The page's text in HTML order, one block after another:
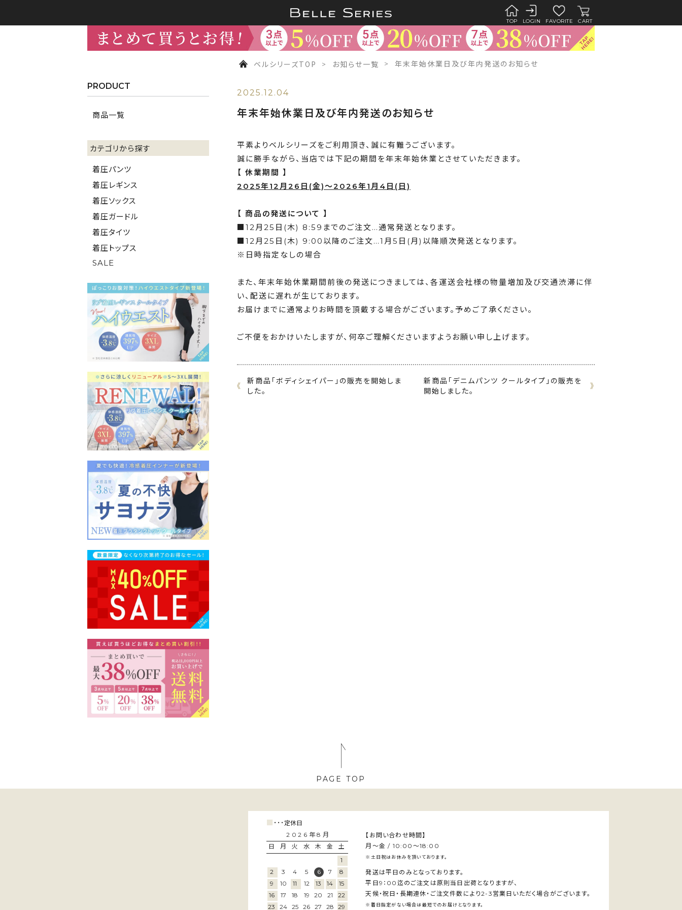
TOP LOGIN FAVORITE CART
PRODUCT
商品一覧
カテゴリから探す
着圧パンツ
着圧レギンス
着圧ソックス
着圧ガードル
着圧タイツ
着圧トップス
SALE
ベルシリーズTOP お知らせ一覧 年末年始休業日及び年内発送のお知らせ
2025.12.04
年末年始休業日及び年内発送のお知らせ
平素よりベルシリーズをご利用頂き、誠に有難うございます。
誠に勝手ながら、当店では下記の期間を年末年始休業とさせていただきます。
【 休業期間 】
2025年12月26日(金)～2026年1月4日(日)
【 商品の発送について 】
■12月25日(木) 8:59までのご注文…通常発送となります。
■12月25日(木) 9:00以降のご注文…1月5日(月)以降順次発送となります。
※日時指定なしの場合
また、年末年始休業期間前後の発送につきましては、各運送会社様の物量増加及び交通渋滞に伴
い、配送に遅れが生じております。
お届けまでに通常よりお時間を頂戴する場合がございます。予めご了承ください。
ご不便をおかけいたしますが、何卒ご理解くださいますようお願い申し上げます。
《
新商品「ボディシェイパー」の販売を開始しま
した。
新商品「デニムパンツ クールタイプ」の販売を
開始しました。
》
PAGE TOP
■ ･･･ 定休日
2026年8月
日
月 火 水 木 金
土
1
2
3 4 5 6 7
8
9
10 11 12 13 14
15
16
17 18 19 20 21
22
23
24 25 26 27 28 29
【お問い合わせ時間】
月～金 / 10:00～18:00
※土日祝はお休みを頂いております。
発送は平日のみとなっております。
平日9：00迄のご注文は原則当日出荷となりますが、
天候・祝日・長期連休・ご注文件数により2-3営業日いただく場合がございます。
※着日指定がない場合は最短でのお届けとなります。